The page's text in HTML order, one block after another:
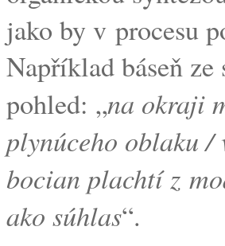
jako by v procesu
Například báseň
pohled: „na okraji
plynúceho oblaku
bocian plachtí z
ako súhlas“.